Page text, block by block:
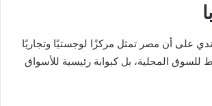
على أن مصر تمثل مركزًا لوجستيًا وتجاريًا
للسوق المحلية، بل كبوابة رئيسية للأسواق